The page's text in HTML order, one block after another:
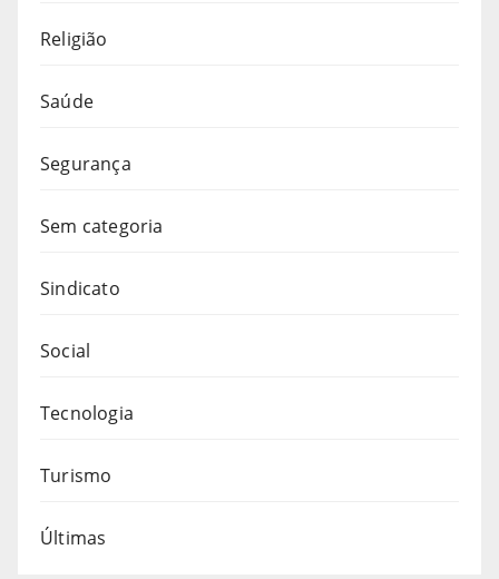
Religião
Saúde
Segurança
Sem categoria
Sindicato
Social
Tecnologia
Turismo
Últimas